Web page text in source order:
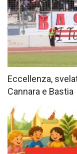
Eccellenza,
Cannara e Bastia